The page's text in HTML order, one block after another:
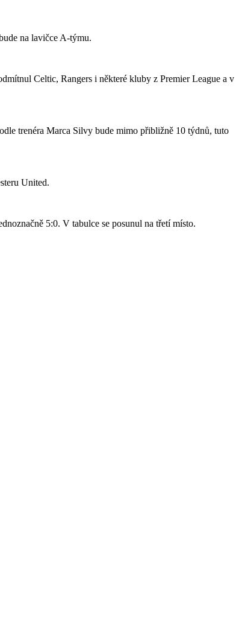
na lavičce A-týmu.
Celtic, Rangers i některé kluby z Premier League a v
trenéra Marca Silvy bude mimo přibližně 10 týdnů, tuto
United.
5:0. V tabulce se posunul na třetí místo.